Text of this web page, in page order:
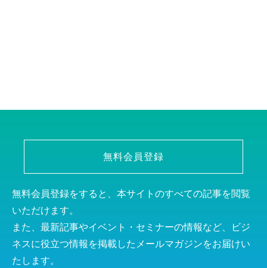
無料会員登録
無料会員登録をすると、本サイトのすべての記事を閲覧
いただけます。
また、最新記事やイベント・セミナーの情報など、ビジ
ネスに役立つ情報を掲載したメールマガジンをお届けい
たします。